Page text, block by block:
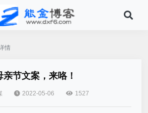
情
亲节文案，来咯！
2022-05-06 1527